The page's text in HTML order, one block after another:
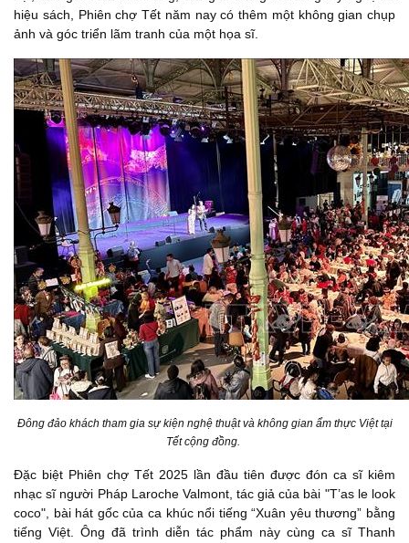
hiệu sách, Phiên chợ Tết năm nay có thêm một không gian chụp
ảnh và góc triển lãm tranh của một họa sĩ.
Đông đảo khách tham gia sự kiện nghệ thuật và không gian ẩm thực Việt tại
Tết cộng đồng.
Đặc biệt Phiên chợ Tết 2025 lần đầu tiên được đón ca sĩ kiêm
nhạc sĩ người Pháp Laroche Valmont, tác giả của bài "T’as le look
coco", bài hát gốc của ca khúc nổi tiếng “Xuân yêu thương” bằng
tiếng Việt. Ông đã trình diễn tác phẩm này cùng ca sĩ Thanh